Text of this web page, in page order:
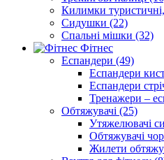
Килимки
Сидушки (22)
Спальні мішки (32)
Фітнес
Еспандери (49)
Еспандери
Еспандери
Тренажери –
Обтяжувачі (25)
Утяжелювачі
Обтяжувачі
Жилети